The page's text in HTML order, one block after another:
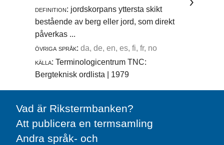
definition: jordskorpans yttersta skikt
bestående av berg eller jord, som direkt
påverkas ...
övriga språk: da, de, en, es, fi, fr, no
källa: Terminologicentrum TNC:
Bergteknisk ordlista | 1979
Vad är Rikstermbanken?
Att publicera en termsamling
Andra språk- och